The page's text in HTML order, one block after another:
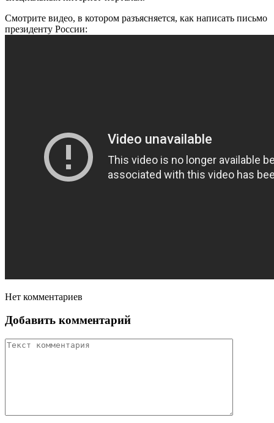
Смотрите видео, в котором разъясняется, как написать письмо
президенту России:
Нет комментариев
Добавить комментарий